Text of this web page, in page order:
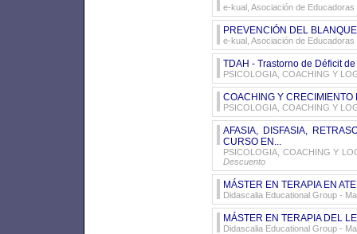
e-kual, Asociación de
PREVENCIÓN DEL
e-kual, Asociación de
TDAH - Trastorno de Déficit
PSICOLOGIA, COACHING Y
COACHING Y
PSICOLOGIA, COACHING Y
AFASIA, DISFASIA,
CURSO EN...
PSICOLOGIA, COACHING Y
Descuento
MÁSTER EN TERAPIA EN
Didascalia Educational Group -
MÁSTER EN TERAPIA DEL
Didascalia Educational Group -